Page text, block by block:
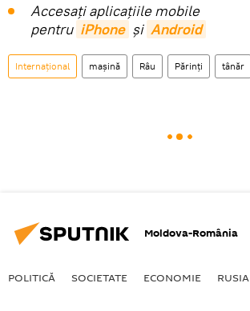
Accesaţi aplicaţiile mobile
pentru iPhone și Android
Internaţional mașină Râu Părinți tânăr
Moldova-România
POLITICĂ SOCIETATE ECONOMIE RUSIA